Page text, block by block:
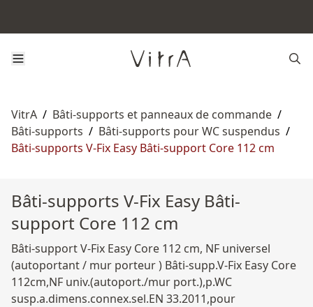
VitrA / Bâti-supports et panneaux de commande /
Bâti-supports / Bâti-supports pour WC suspendus /
Bâti-supports V-Fix Easy Bâti-support Core 112 cm
Bâti-supports V-Fix Easy Bâti-
support Core 112 cm
Bâti-support V-Fix Easy Core 112 cm, NF universel
(autoportant / mur porteur ) Bâti-supp.V-Fix Easy Core
112cm,NF univ.(autoport./mur port.),p.WC
susp.a.dimens.connex.sel.EN 33.2011,pour